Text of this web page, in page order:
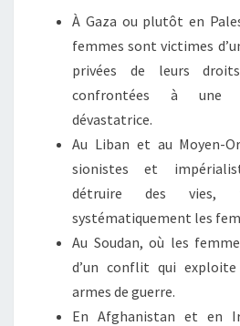
À Gaza ou plutôt en
femmes sont victimes
privées de leurs
confrontées à une
dévastatrice.
Au Liban et au Moyen-
sionistes et
détruire des
systématiquement les
Au Soudan, où les
d’un conflit qui
armes de guerre.
En Afghanistan et en